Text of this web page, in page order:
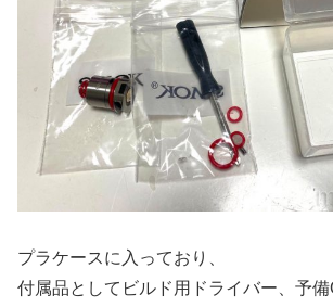
プラケースに入っており、
付属品としてビルド用ドライバー、予